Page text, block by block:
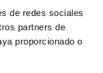
de redes sociales
partners de
proporcionado o